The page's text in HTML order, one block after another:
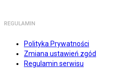
REGULAMIN
Polityka Prywatności
Zmiana ustawień zgód
Regulamin serwisu